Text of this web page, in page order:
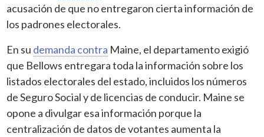
acusación de que no entregaron cierta información de
los padrones electorales.
En su demanda contra Maine, el departamento exigió
que Bellows entregara toda la información sobre los
listados electorales del estado, incluidos los números
de Seguro Social y de licencias de conducir. Maine se
opone a divulgar esa información porque la
centralización de datos de votantes aumenta la